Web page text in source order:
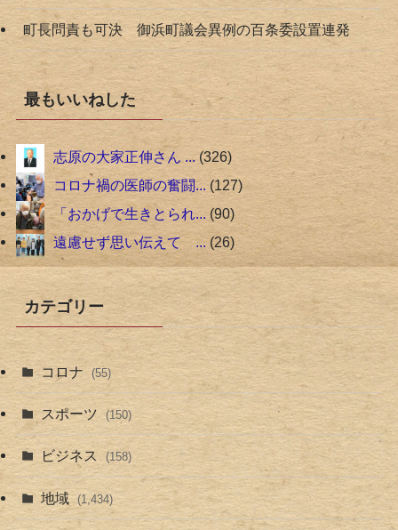
町長問責も可決 御浜町議会異例の百条委設置連発
最もいいねした
志原の大家正伸さん ... 326
コロナ禍の医師の奮闘... 127
「おかげで生きとられ... 90
遠慮せず思い伝えて ... 26
カテゴリー
コロナ (55)
スポーツ (150)
ビジネス (158)
地域 (1,434)